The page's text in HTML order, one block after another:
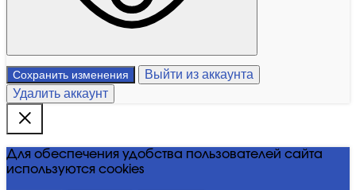
Сохранить изменения
Выйти из аккаунта
Удалить аккаунт
Для обеспечения удобства пользователей сайта
используются cookies